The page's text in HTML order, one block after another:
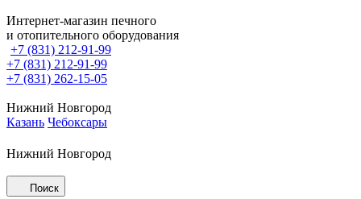
Интернет-магазин печного
и отопительного оборудования
+7 (831) 212-91-99
+7 (831) 212-91-99
+7 (831) 262-15-05
Нижний Новгород
Казань Чебоксары
Нижний Новгород
Поиск